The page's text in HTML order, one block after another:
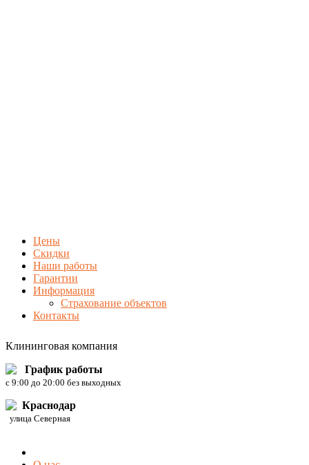
Цены
Скидки
Наши работы
Гарантии
Информация
Страхование объектов
Контакты
Клининговая компания
График работы
c 9:00 до 20:00 без выходных
Краснодар
улица Северная